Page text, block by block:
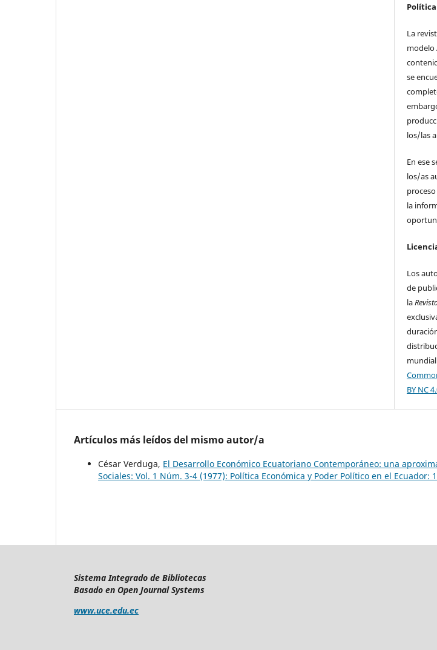
La
modelo
se
los/las
En ese
los/as
la
Los
de
la
BY NC
Artículos más leídos del mismo autor/a
César Verduga, El Desarrollo Económico Ecuatoriano Contemporáneo: una
Sociales: Vol. 1 Núm. 3-4 (1977): Política Económica y Poder Político en el Ecuador:
Sistema Integrado de Bibliotecas
Basado en Open Journal Systems
www.uce.edu.ec